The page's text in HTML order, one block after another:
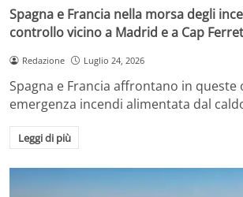
Spagna e Francia nella morsa degli
controllo vicino a Madrid e a Cap Ferret
Redazione Luglio 24, 2026
Spagna e Francia affrontano in queste
emergenza incendi alimentata dal
Leggi di più